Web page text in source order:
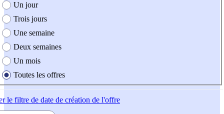
création de l'offre
Un jour
Trois jours
Une semaine
Deux semaines
Un mois
Toutes les offres
le filtre de date de création de l'offre